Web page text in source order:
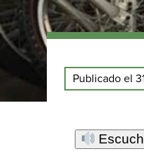
Publicado el